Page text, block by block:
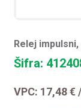
Relej impulsni,
Šifra:
VPC: 17,48€